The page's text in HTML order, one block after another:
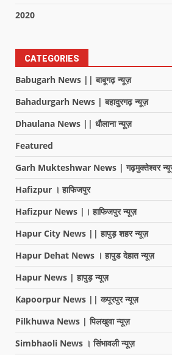
2020
CATEGORIES
Babugarh News || बाबूगढ़ न्यूज़
Bahadurgarh News | बहादुरगढ़ न्यूज़
Dhaulana News || धौलाना न्यूज़
Featured
Garh Mukteshwar News | गढ़मुक्तेश्वर
Hafizpur । हाफिजपुर
Hafizpur News |। हाफिजपुर न्यूज़
Hapur City News || हापुड़ शहर न्यूज़
Hapur Dehat News । हापुड देहात न्यूज़
Hapur News | हापुड़ न्यूज़
Kapoorpur News || कपूरपुर न्यूज़
Pilkhuwa News | पिलखुवा न्यूज़
Simbhaoli News । सिंभावली न्यूज़